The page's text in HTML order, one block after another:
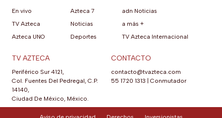
En vivo
TV Azteca
Azteca UNO
Azteca 7
Noticias
Deportes
adn Noticias
a más +
TV Azteca Internacional
TV AZTECA
Periférico Sur 4121,
Col. Fuentes Del Pedregal, C.P.
14140,
Ciudad De México, México.
CONTACTO
contacto@tvazteca.com
55 1720 1313 | Conmutador